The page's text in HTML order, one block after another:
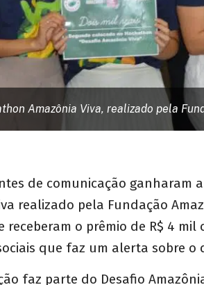
Amazônia Viva, realizado pela
de comunicação ganharam
realizado pela Fundação
receberam o prêmio de R$ 4
que faz um alerta sobre o
faz parte do Desafio